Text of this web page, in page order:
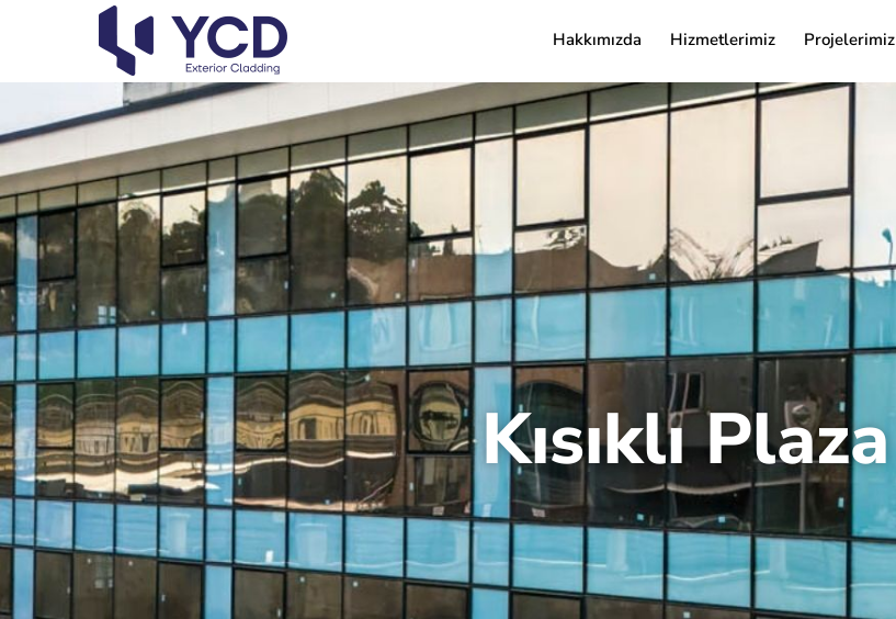
Hakkımızda Hizmetlerimiz Projelerimiz
Kısıklı Plaza